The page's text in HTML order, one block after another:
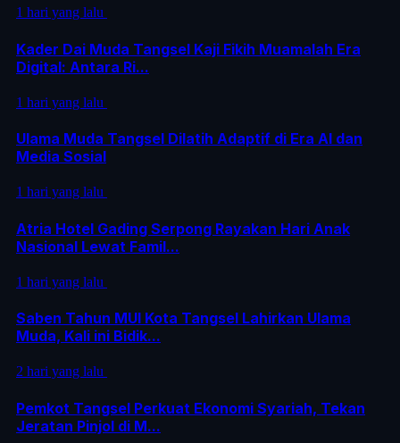
1 hari yang lalu
Kader Dai Muda Tangsel Kaji Fikih Muamalah Era
Digital: Antara Ri...
1 hari yang lalu
Ulama Muda Tangsel Dilatih Adaptif di Era AI dan
Media Sosial
1 hari yang lalu
Atria Hotel Gading Serpong Rayakan Hari Anak
Nasional Lewat Famil...
1 hari yang lalu
Saben Tahun MUI Kota Tangsel Lahirkan Ulama
Muda, Kali ini Bidik...
2 hari yang lalu
Pemkot Tangsel Perkuat Ekonomi Syariah, Tekan
Jeratan Pinjol di M...